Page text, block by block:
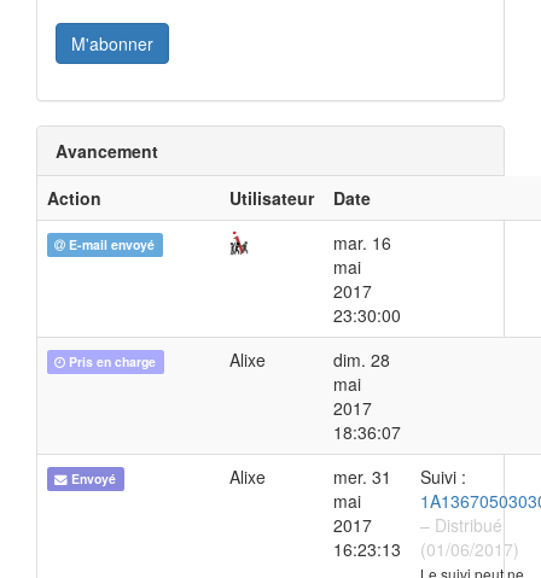
Avancement
Action
Utilisateur Date
E-mail envoyé
mar. 16
mai
2017
23:30:00
Pris en charge Alixe
dim. 28
mai
2017
18:36:07
Envoyé Alixe
mer. 31
mai
2017
16:23:13
Suivi :
– Distribué
(01/06/2017)
Le suivi peut ne